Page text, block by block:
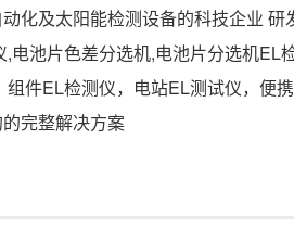
化及太阳能检测设备的科技企业
电池片色差分选机,电池片分选机
件EL检测仪，电站EL测试仪，便
完整解决方案